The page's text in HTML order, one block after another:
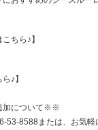
ちら♪】
♪】
加について※※
53-8588または、 お気軽